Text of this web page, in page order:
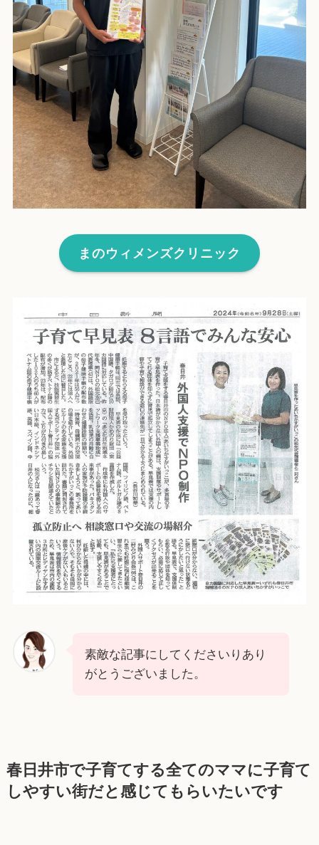
まのウィメンズクリニック
素敵な記事にしてくださいりあり
がとうございました。
春日井市で子育てする全てのママに子育て
しやすい街だと感じてもらいたいです